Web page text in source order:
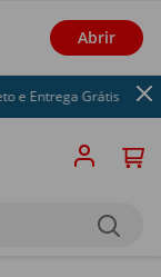
Abrir
Entrega Grátis